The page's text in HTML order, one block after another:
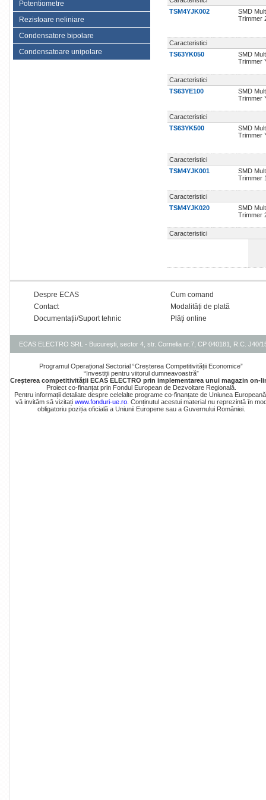
Potentiometre
Rezistoare neliniare
Condensatore bipolare
Condensatoare unipolare
TSM4YJK002
SMD
Trimmer
Caracteristici
TS63YK050
SMD
Trimmer
Caracteristici
TS63YE100
SMD
Trimmer
Caracteristici
TS63YK500
SMD
Trimmer
Caracteristici
TSM4YJK001
SMD
Trimmer
Caracteristici
TSM4YJK020
SMD
Trimmer
Caracteristici
Despre ECAS
Contact
Documentații/Suport tehnic
Cum comand
Modalități de plată
Plăți online
ECAS ELECTRO SRL - Bucureşti, sector 4, str. Cornelia nr.7, CP 040181, R.C. J40/
Programul Operațional Sectorial “Creșterea Competitivității Economice”
“Investiții pentru viitorul dumneavoastră”
Creșterea competitivității ECAS ELECTRO prin implementarea unui magazin on-
Proiect co-finanțat prin Fondul European de Dezvoltare Regională.
Pentru informații detaliate despre celelalte programe co-finanțate de Uniunea
vă invităm să vizitați www.fonduri-ue.ro. Conținutul acestui material nu reprezintă în
obligatoriu poziția oficială a Uniunii Europene sau a Guvernului României.